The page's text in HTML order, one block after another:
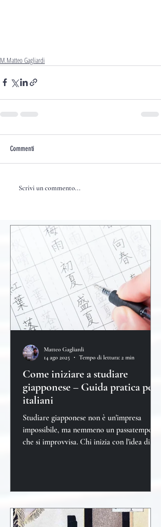
M.Matteo Gagliardi
Commenti
Scrivi un commento...
Come iniziare a studiare
giapponese – Guida pratica per
italiani
Studiare giapponese non è un'impresa
impossibile, ma nemmeno un passatempo
che si improvvisa. Chi inizia con l'idea di
Matteo Gagliardi
14 ago 2025
Tempo di lettura: 2 min